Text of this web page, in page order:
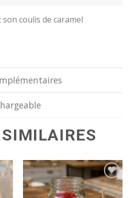
coulis de caramel